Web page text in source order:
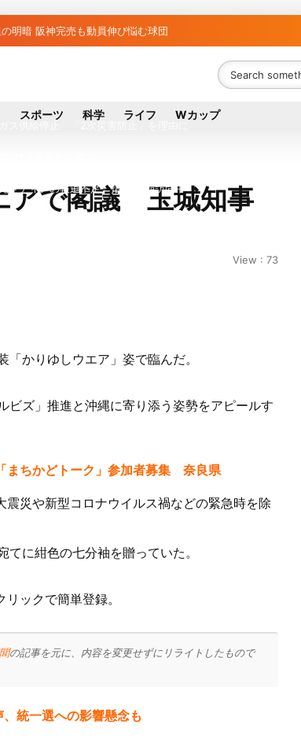
明暗 阪神完売も動員伸び悩む球団
孝氏が死去、78歳 妻は料理研究家の真紀子氏
メディアの報道不足」指摘 那覇訪問中
見通し立たず 半導体集積地に懸念
スポーツ 科学 ライフ Wカップ
アで閣議 玉城知事
View : 73
かりゆしウエア」姿で臨んだ。
ビズ」推進と沖縄に寄り添う姿勢をアピールす
ちかどトーク」参加者募集 奈良県
災や新型コロナウイルス禍などの緊急時を除
に紺色の七分袖を贈っていた。
ックで簡単登録。
の記事を元に、内容を変更せずにリライトしたもので
統一選への影響懸念も